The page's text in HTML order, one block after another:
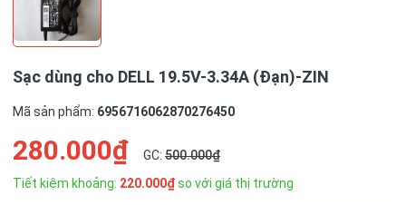
Sạc dùng cho DELL 19.5V-3.34A (Đạn)-ZIN
Mã sản phẩm: 6956716062870276450
280.000₫ GC: 500.000₫
Tiết kiệm khoảng: 220.000₫so với giá thị trường